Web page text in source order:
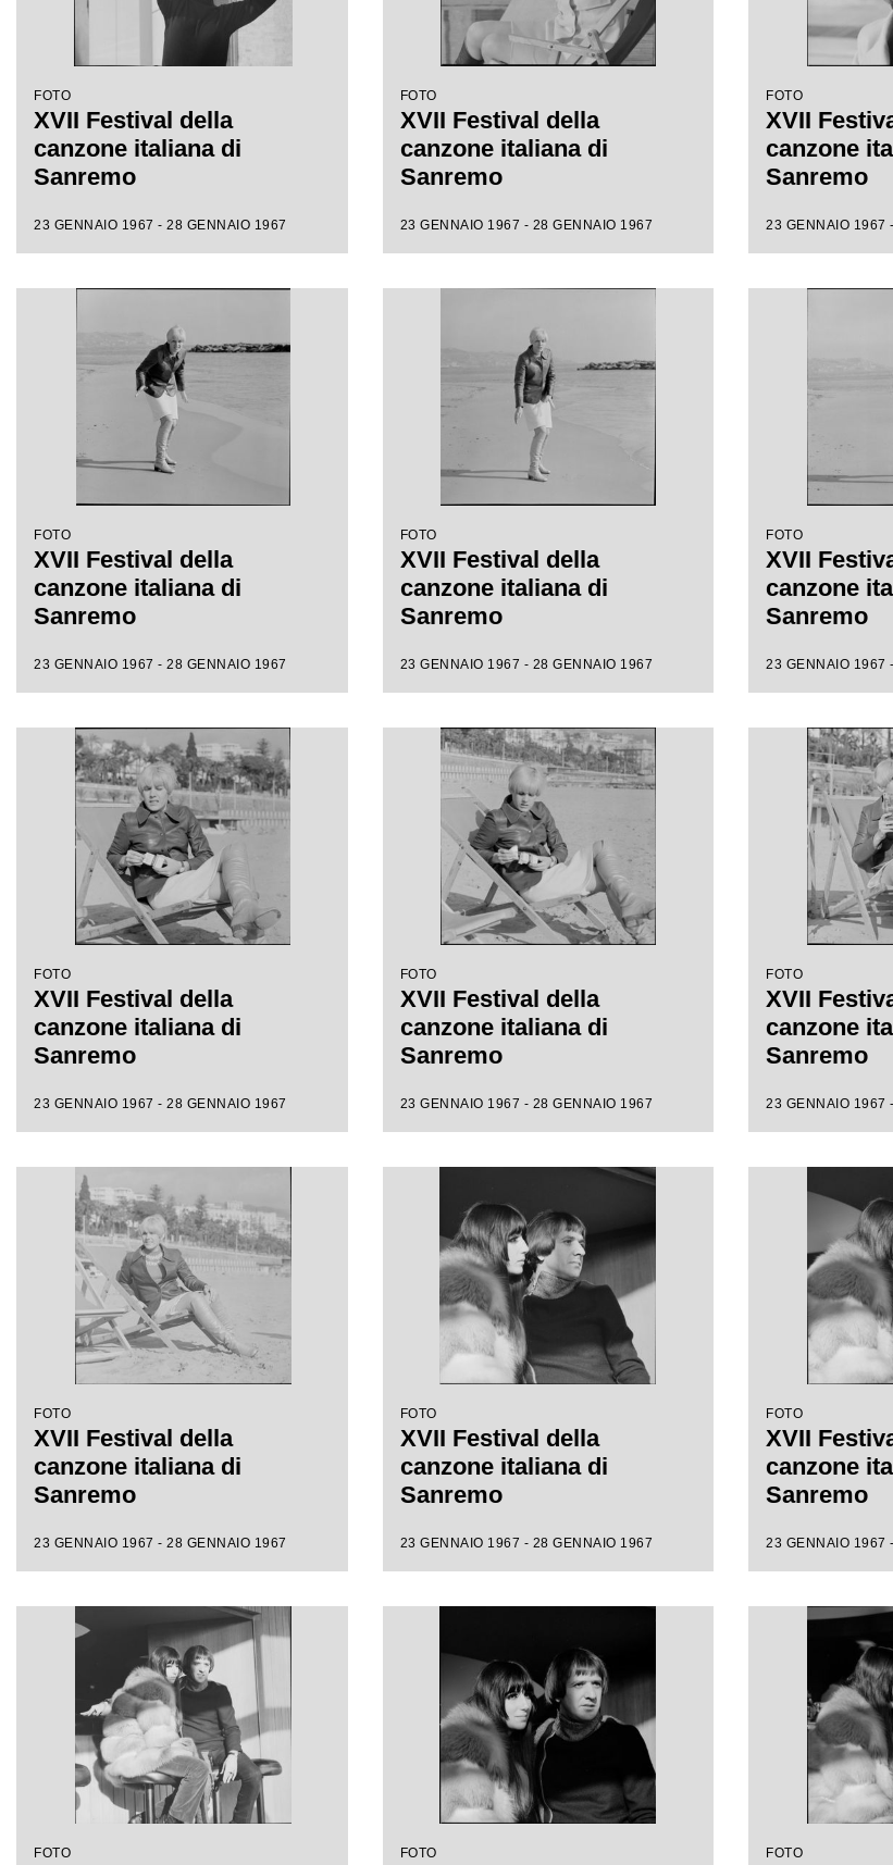
FOTO
XVII Festival della
canzone italiana di
Sanremo
23 GENNAIO 1967 - 28 GENNAIO 1967
FOTO
XVII Festival della
canzone italiana di
Sanremo
23 GENNAIO 1967 - 28 GENNAIO 1967
FOTO
XVII
canzone
Sanremo
23 GENNAIO 1967
FOTO
XVII Festival della
canzone italiana di
Sanremo
23 GENNAIO 1967 - 28 GENNAIO 1967
FOTO
XVII Festival della
canzone italiana di
Sanremo
23 GENNAIO 1967 - 28 GENNAIO 1967
FOTO
XVII
canzone
Sanremo
23 GENNAIO 1967
FOTO
XVII Festival della
canzone italiana di
Sanremo
23 GENNAIO 1967 - 28 GENNAIO 1967
FOTO
XVII Festival della
canzone italiana di
Sanremo
23 GENNAIO 1967 - 28 GENNAIO 1967
FOTO
XVII
canzone
Sanremo
23 GENNAIO 1967
FOTO
XVII Festival della
canzone italiana di
Sanremo
23 GENNAIO 1967 - 28 GENNAIO 1967
FOTO
XVII Festival della
canzone italiana di
Sanremo
23 GENNAIO 1967 - 28 GENNAIO 1967
FOTO
XVII
canzone
Sanremo
23 GENNAIO 1967
FOTO FOTO FOTO